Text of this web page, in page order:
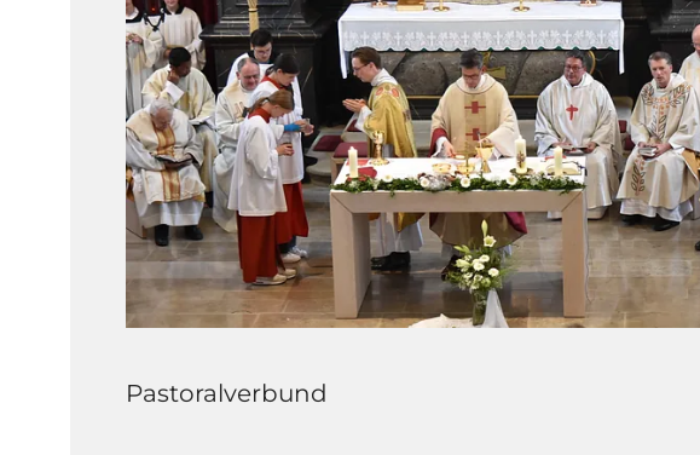
Pastoralverbund